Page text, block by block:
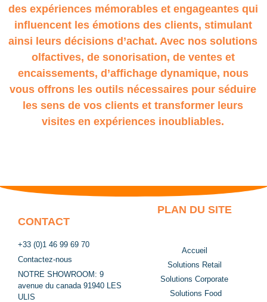
des expériences mémorables et engageantes qui
influencent les émotions des clients, stimulant
ainsi leurs décisions d’achat. Avec nos solutions
olfactives, de sonorisation, de ventes et
encaissements, d’affichage dynamique, nous
vous offrons les outils nécessaires pour séduire
les sens de vos clients et transformer leurs
visites en expériences inoubliables.
CONTACT
+33 (0)1 46 99 69 70
Contactez-nous
NOTRE SHOWROOM: 9
avenue du canada 91940 LES
ULIS
PLAN DU SITE
Accueil
Solutions Retail
Solutions Corporate
Solutions Food